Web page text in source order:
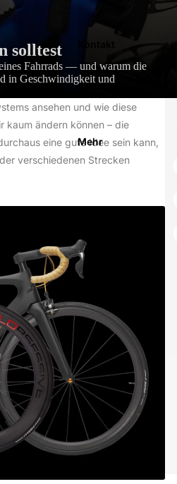
Kontakt
Mehr
solltest
Fahrrads — und warum die
in Geschwindigkeit und
ansehen und wie diese
kaum ändern können – die
eine gute Idee sein kann,
verschiedenen Strecken